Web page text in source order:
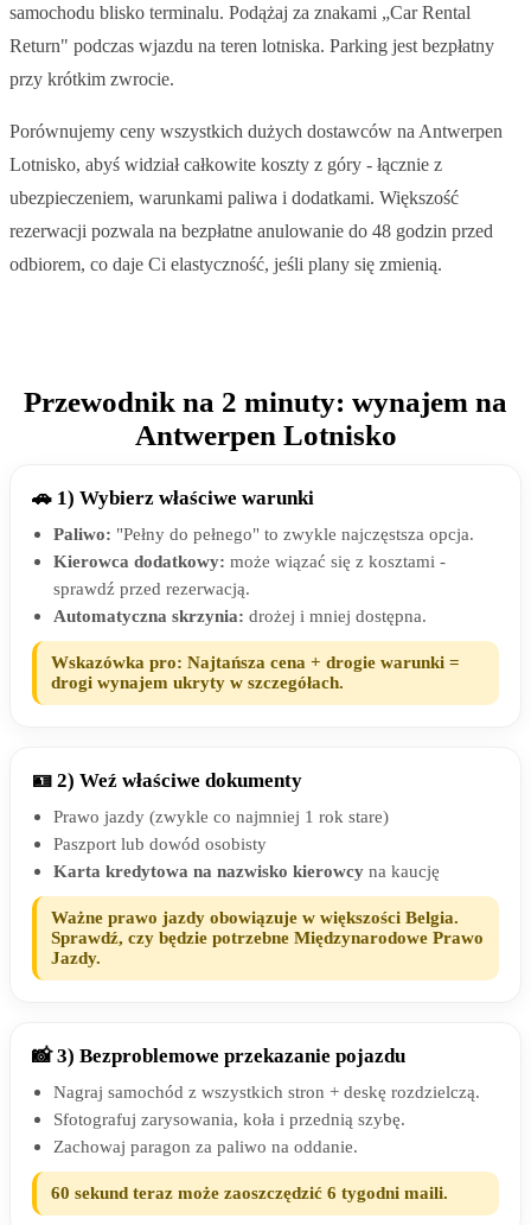
samochodu blisko terminalu. Podążaj za znakami „Car Rental
Return" podczas wjazdu na teren lotniska. Parking jest bezpłatny
przy krótkim zwrocie.
Porównujemy ceny wszystkich dużych dostawców na Antwerpen
Lotnisko, abyś widział całkowite koszty z góry - łącznie z
ubezpieczeniem, warunkami paliwa i dodatkami. Większość
rezerwacji pozwala na bezpłatne anulowanie do 48 godzin przed
odbiorem, co daje Ci elastyczność, jeśli plany się zmienią.
Przewodnik na 2 minuty: wynajem na
Antwerpen Lotnisko
🚗 1) Wybierz właściwe warunki
Paliwo: "Pełny do pełnego" to zwykle najczęstsza opcja.
Kierowca dodatkowy: może wiązać się z kosztami -
sprawdź przed rezerwacją.
Automatyczna skrzynia: drożej i mniej dostępna.
Wskazówka pro: Najtańsza cena + drogie warunki =
drogi wynajem ukryty w szczegółach.
🪪 2) Weź właściwe dokumenty
Prawo jazdy (zwykle co najmniej 1 rok stare)
Paszport lub dowód osobisty
Karta kredytowa na nazwisko kierowcy na kaucję
Ważne prawo jazdy obowiązuje w większości Belgia.
Sprawdź, czy będzie potrzebne Międzynarodowe Prawo
Jazdy.
📸 3) Bezproblemowe przekazanie pojazdu
Nagraj samochód z wszystkich stron + deskę rozdzielczą.
Sfotografuj zarysowania, koła i przednią szybę.
Zachowaj paragon za paliwo na oddanie.
60 sekund teraz może zaoszczędzić 6 tygodni maili.